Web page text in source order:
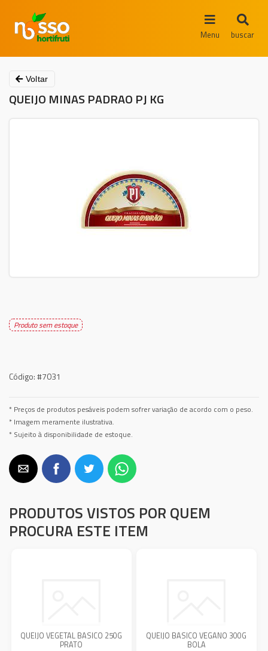
Menu buscar
Voltar
QUEIJO MINAS PADRAO PJ KG
Produto sem estoque
Código:#7031
* Preços de produtos pesáveis podem sofrer variação de acordo com o peso.
* Imagem meramente ilustrativa.
* Sujeito à disponibilidade de estoque.
PRODUTOS VISTOS POR QUEM
PROCURA ESTE ITEM
QUEIJO VEGETAL BASICO 250G
PRATO
QUEIJO BASICO VEGANO 300G
BOLA